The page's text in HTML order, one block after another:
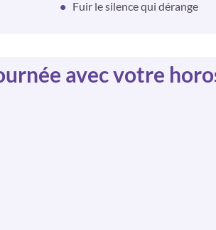
Fuir le silence qui dérange
avec votre